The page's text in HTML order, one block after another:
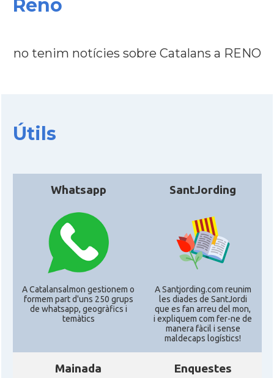
CAMON Catalans a DAVIS
CAMON
CAMON Catalans a INDIANA
CAMON Catalans a IOWA
CAMON Catalans a IRVINE
Catalans a Jacksonville
Reno
no tenim notícies sobre Catalans a RENO
Útils
Whatsapp
A Catalansalmon gestionem o
formem part d'uns 250 grups
de whatsapp, geogràfics i
temàtics
SantJording
A Santjording.com reunim
les diades de SantJordi
que es fan arreu del mon,
i expliquem com fer-ne de
manera fàcil i sense
maldecaps logí­stics!
Mainada Enquestes